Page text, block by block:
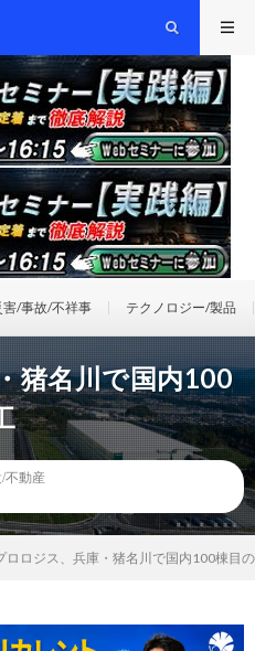
害/事故/不祥事 テクノロジー/製品
猪名川で国内100
不動産
ロロジス、兵庫・猪名川で国内100棟目